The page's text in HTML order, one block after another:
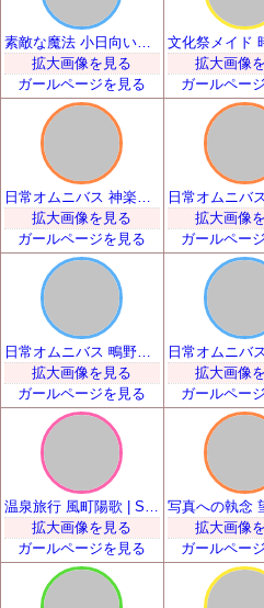
拡大画像を見る
ガールページを見る
拡大画像
ガールペー
拡大画像を見る
ガールページを見る
拡大画像
ガールペー
拡大画像を見る
ガールページを見る
拡大画像
ガールペー
拡大画像を見る
ガールページを見る
拡大画像
ガールペー